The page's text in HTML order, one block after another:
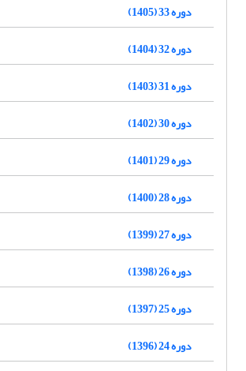
دوره 33 (1405)
دوره 32 (1404)
دوره 31 (1403)
دوره 30 (1402)
دوره 29 (1401)
دوره 28 (1400)
دوره 27 (1399)
دوره 26 (1398)
دوره 25 (1397)
دوره 24 (1396)